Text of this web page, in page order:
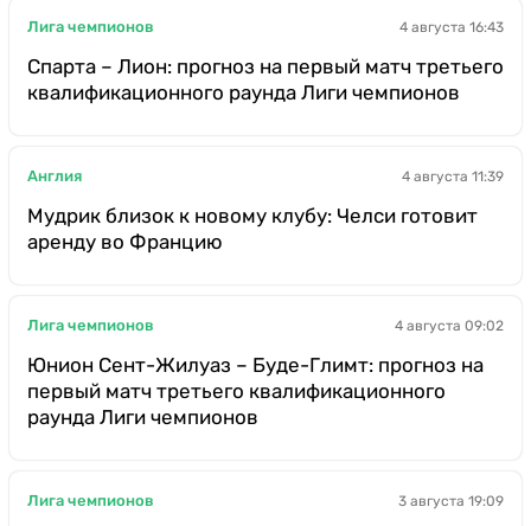
Лига чемпионов 4 августа 16:43
Спарта – Лион: прогноз на первый матч третьего
квалификационного раунда Лиги чемпионов
Англия 4 августа 11:39
Мудрик близок к новому клубу: Челси готовит
аренду во Францию
Лига чемпионов 4 августа 09:02
Юнион Сент-Жилуаз – Буде-Глимт: прогноз на
первый матч третьего квалификационного
раунда Лиги чемпионов
Лига чемпионов 3 августа 19:09